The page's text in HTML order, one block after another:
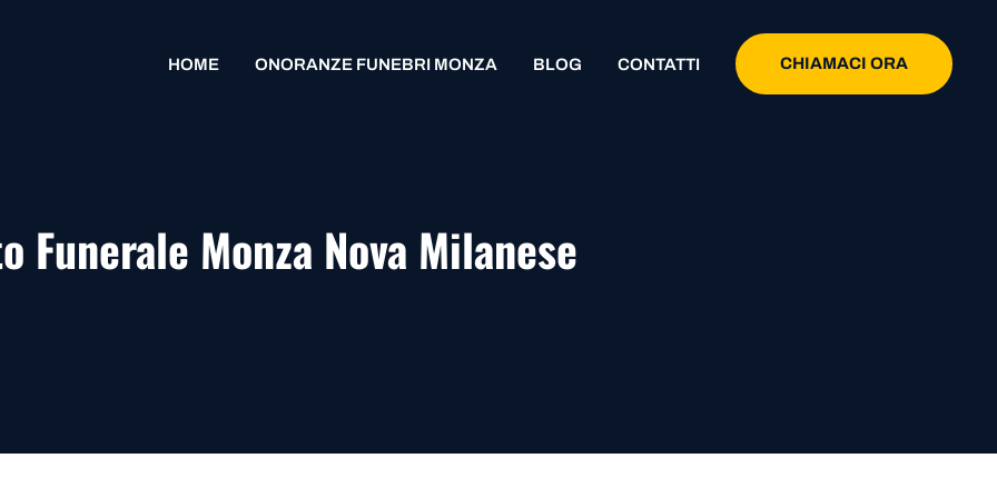
HOME ONORANZE FUNEBRI MONZA BLOG CONTATTI CHIAMACI ORA
Funerale Monza Nova Milanese